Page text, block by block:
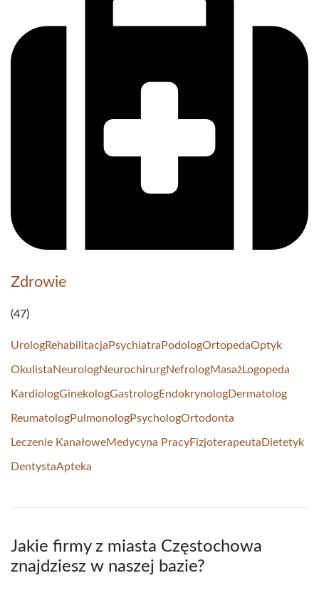
Zdrowie
(47)
UrologRehabilitacja Psychiatra PodologOrtopedaOptyk
OkulistaNeurologNeurochirurgNefrologMasażLogopeda
KardiologGinekologGastrologEndokrynologDermatolog
ReumatologPulmonologPsychologOrtodonta
Leczenie KanałoweMedycyna PracyFizjoterapeuta Dietetyk
DentystaApteka
Jakie firmy z miasta Częstochowa
znajdziesz w naszej bazie?